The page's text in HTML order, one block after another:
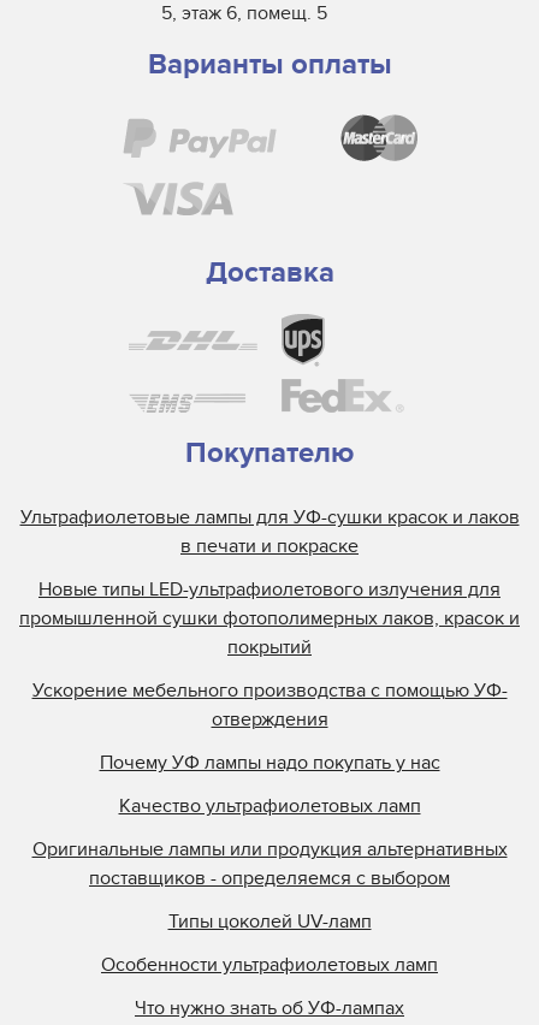
5, этаж 6, помещ. 5
Варианты оплаты
Доставка
Покупателю
Ультрафиолетовые лампы для УФ-сушки красок и лаков
в печати и покраске
Новые типы LED-ультрафиолетового излучения для
промышленной сушки фотополимерных лаков, красок и
покрытий
Ускорение мебельного производства с помощью УФ-
отверждения
Почему УФ лампы надо покупать у нас
Качество ультрафиолетовых ламп
Оригинальные лампы или продукция альтернативных
поставщиков - определяемся с выбором
Типы цоколей UV-ламп
Особенности ультрафиолетовых ламп
Что нужно знать об УФ-лампах